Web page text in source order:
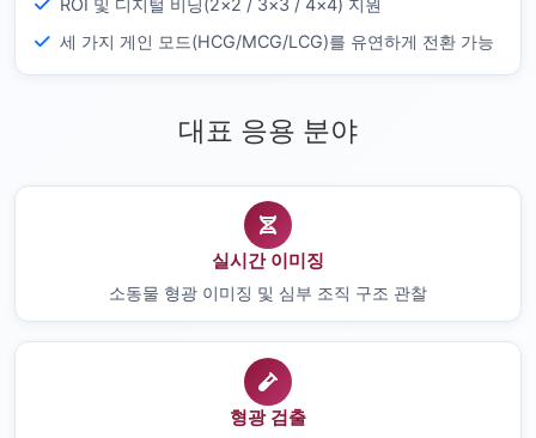
세 가지 게인 모드(HCG/MCG/LCG)를 유연하게 전환 가능
대표 응용 분야
실시간 이미징
소동물 형광 이미징 및 심부 조직 구조 관찰
형광 검출